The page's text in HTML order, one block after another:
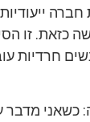
חברה
כזאת. זו
חרדיות
כשאני מדבר